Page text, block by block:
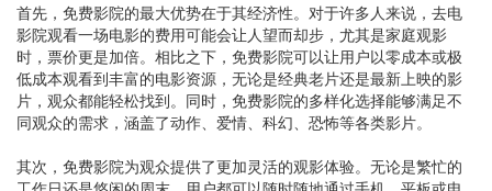
首先，免费影院的最大优势在于其经济性。对于许多人来说，去电
影院观看一场电影的费用可能会让人望而却步，尤其是家庭观影
时，票价更是加倍。相比之下，免费影院可以让用户以零成本或极
低成本观看到丰富的电影资源，无论是经典老片还是最新上映的影
片，观众都能轻松找到。同时，免费影院的多样化选择能够满足不
同观众的需求，涵盖了动作、爱情、科幻、恐怖等各类影片。
其次，免费影院为观众提供了更加灵活的观影体验。无论是繁忙的